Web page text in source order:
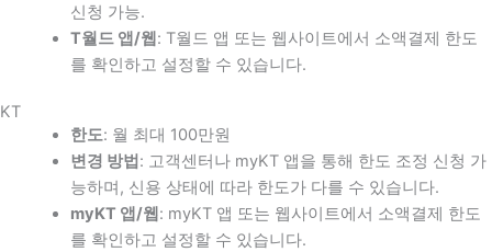
신청 가능.
T월드 앱/웹 : T월드 앱 또는 웹사이트에서 소액결제 한도
를 확인하고 설정할 수 있습니다.
KT
한도: 월 최대 100만원
변경 방법 : 고객센터나 myKT 앱을 통해 한도 조정 신청 가
능하며, 신용 상태에 따라 한도가 다를 수 있습니다.
myKT 앱/웹 : myKT 앱 또는 웹사이트에서 소액결제 한도
를 확인하고 설정할 수 있습니다.